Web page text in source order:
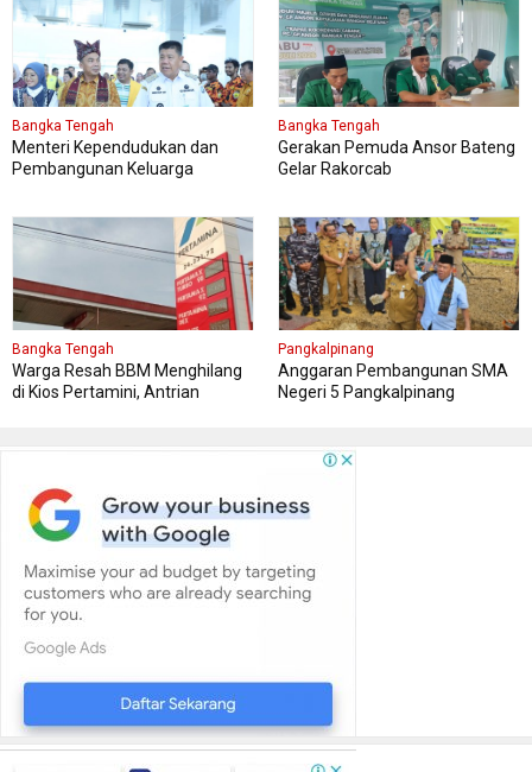
Bangka Tengah
Menteri Kependudukan dan
Pembangunan Keluarga
Bangka Tengah
Gerakan Pemuda Ansor Bateng
Gelar Rakorcab
Bangka Tengah
Warga Resah BBM Menghilang
di Kios Pertamini, Antrian
Pangkalpinang
Anggaran Pembangunan SMA
Negeri 5 Pangkalpinang